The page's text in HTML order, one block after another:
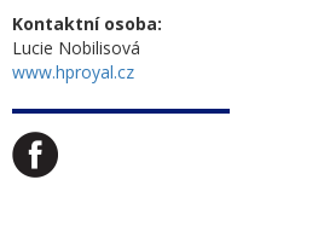
Kontaktní osoba:
Lucie Nobilisová
www.hproyal.cz